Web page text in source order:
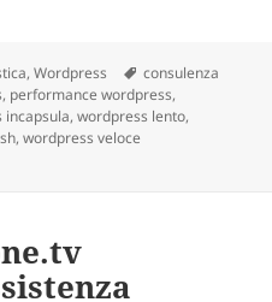
,Wordpress Tag
consulenza
, performance wordpress,
incapsula,wordpress lento,
,wordpress veloce